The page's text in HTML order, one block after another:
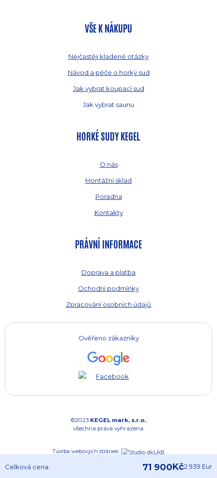
Celková cena: Kč2 939 Eur
VŠE K NÁKUPU
Nejčastěji kladené otázky
Návod a péče o horký sud
Jak vybrat koupací sud
Jak vybrat saunu
HORKÉ SUDY KEGEL
O nás
Montážní sklad
Poradna
Kontakty
PRÁVNÍ INFORMACE
Doprava a platba
Ochodní podmínky
Zpracování osobních údajů
Ověřeno zákazníky
Tvorba webových stránek:
©2023 KEGEL mark, s.r.o.,
všechna práva vyhrazena.